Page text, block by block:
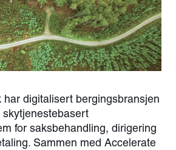
har digitalisert bergingsbransjen
for saksbehandling, dirigering
Sammen med Accelerate